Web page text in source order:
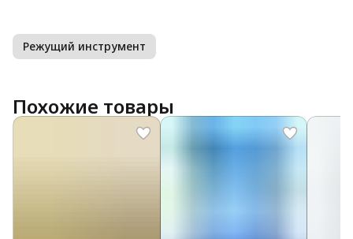
Режущий инструмент
Похожие товары